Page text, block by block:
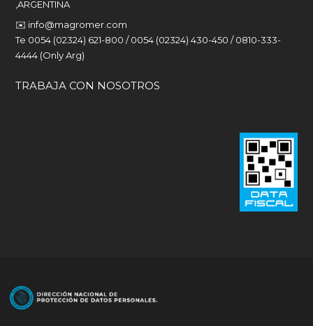
,ARGENTINA
✉️ info@magromer.com
Te 0054 (02324) 621-800 / 0054 (02324) 430-450 / 0810-333-
4444 (Only Arg)
TRABAJA CON NOSOTROS